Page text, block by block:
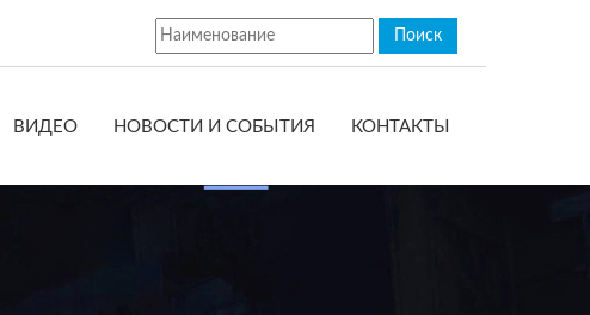
ВИДЕО НОВОСТИ И СОБЫТИЯ КОНТАКТЫ